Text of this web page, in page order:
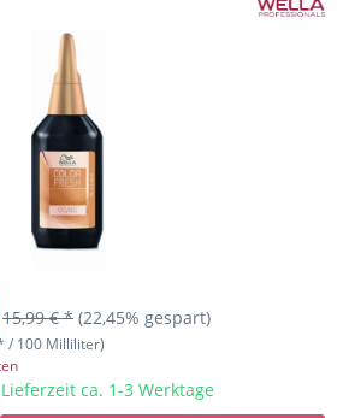
15,99 € * (22,45% gespart)
/ 100 Milliliter)
ca. 1-3 Werktage